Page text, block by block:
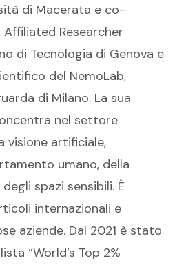
di Macerata e co-
Researcher
di Tecnologia di Genova e
del NemoLab,
di Milano. La sua
nel settore
visione artificiale,
umano, della
degli spazi sensibili. È
internazionali e
aziende. Dal 2021 è stato
“World’s Top 2%